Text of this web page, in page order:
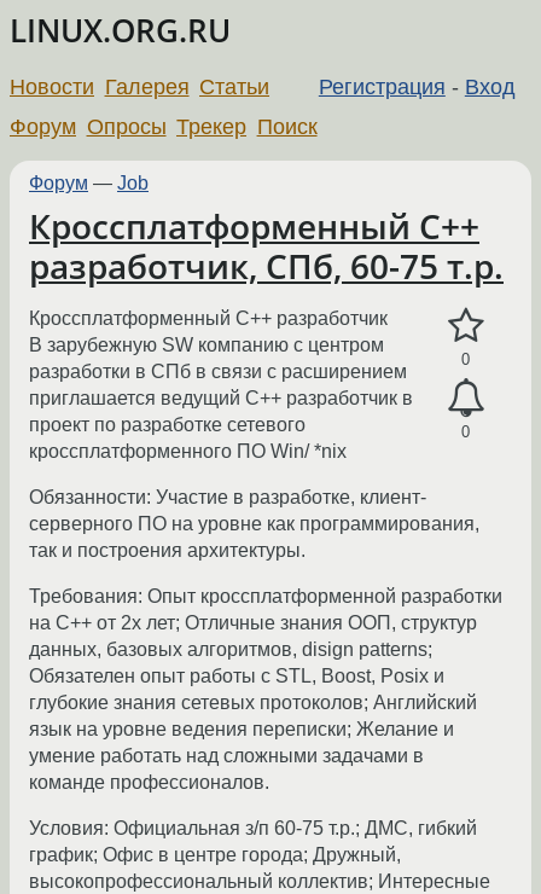
LINUX.ORG.RU
Регистрация - Вход
Новости Галерея Статьи
Форум Опросы Трекер Поиск
Форум — Job
Кроссплатформенный С++
разработчик, СПб, 60-75 т.р.
0
0
Кроссплатформенный С++ разработчик
В зарубежную SW компанию с центром
разработки в СПб в связи с расширением
приглашается ведущий С++ разработчик в
проект по разработке сетевого
кроссплатформенного ПО Win/ *nix
Обязанности: Участие в разработке, клиент-
серверного ПО на уровне как программирования,
так и построения архитектуры.
Требования: Опыт кроссплатформенной разработки
на С++ от 2х лет; Отличные знания ООП, структур
данных, базовых алгоритмов, disign patterns;
Обязателен опыт работы с STL, Boost, Posix и
глубокие знания сетевых протоколов; Английский
язык на уровне ведения переписки; Желание и
умение работать над сложными задачами в
команде профессионалов.
Условия: Официальная з/п 60-75 т.р.; ДМС, гибкий
график; Офис в центре города; Дружный,
высокопрофессиональный коллектив; Интересные